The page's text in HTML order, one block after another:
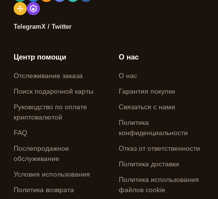
TelegramX / Twitter
Центр помощи
Отслеживание заказа
Поиск подарочной карты
Руководство по оплате
криптовалютой
FAQ
Послепродажное
обслуживание
Условия использования
Политика возврата
О нас
О нас
Гарантия покупки
Связаться с нами
Политика
конфиденциальности
Отказ от ответственности
Политика доставки
Политика использования
файлов cookie